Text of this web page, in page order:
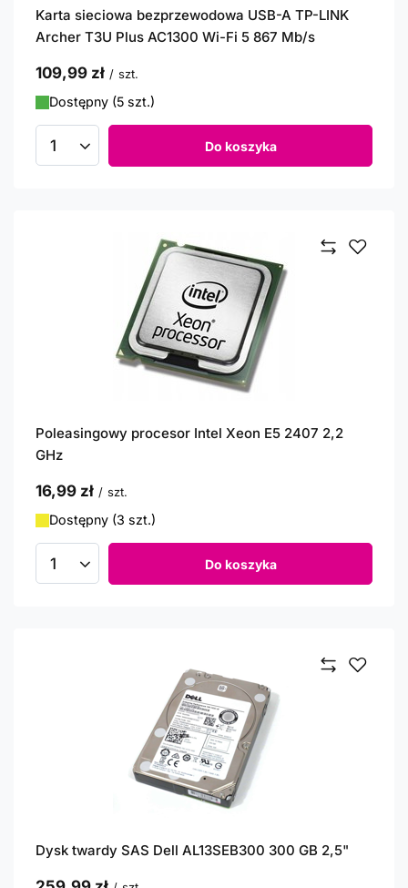
Karta sieciowa bezprzewodowa USB-A TP-LINK
Archer T3U Plus AC1300 Wi-Fi 5 867 Mb/s
109,99 zł / szt.
Dostępny (5 szt.)
Ilość produktów Do koszyka
Poleasingowy procesor Intel Xeon E5 2407 2,2
GHz
16,99 zł / szt.
Dostępny (3 szt.)
Ilość produktów Do koszyka
Dysk twardy SAS Dell AL13SEB300 300 GB 2,5"